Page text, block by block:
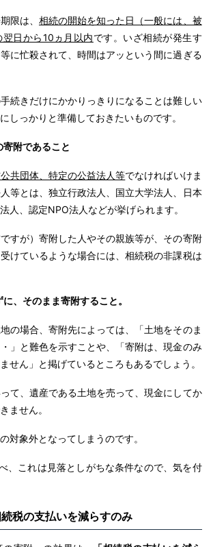
限は、 相続の開始を知った日（一般には、被
日から10ヵ月以内です。いざ相続が発生す
に忙殺されて、時間はアッという間に過ぎる
続きだけにかかりっきりになることは難しい
しっかりと準備しておきたいものです。
附であること
共団体、特定の公益法人等でなければいけま
等とは、独立行政法人、国立大学法人、日本
人、認定NPO法人などが挙げられます。
すが）寄附した人やその親族等が、その寄附
けているような場合には、相続税の非課税は
、そのまま寄附すること。
の場合、寄附先によっては、「土地をそのま
」と難色を示すことや、「寄附は、現金のみ
せん」と掲げているところもあるでしょう。
て、遺産である土地を売って、現金にしてか
ません。
対象外となってしまうのです。
これは見落としがちな条件なので、気を付
税の支払いを減らすのみ